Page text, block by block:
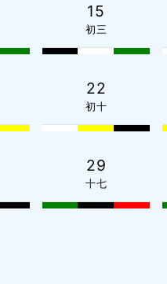
15
初三
22
初十
29
十七